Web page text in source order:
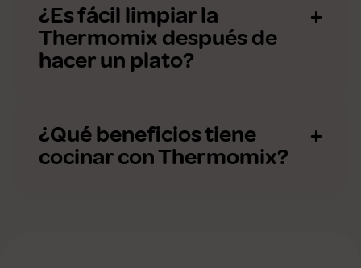
¿Es fácil limpiar la
Thermomix después de
hacer un plato?
¿Qué beneficios tiene
cocinar con Thermomix?